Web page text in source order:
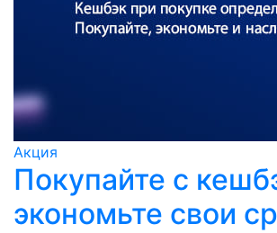
Акция
Покупайте с
экономьте свои